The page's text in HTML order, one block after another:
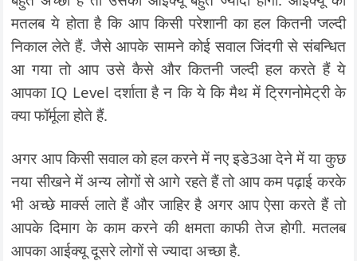
मतलब ये होता है कि आप किसी परेशानी का हल कितनी जल्दी
निकाल लेते हैं. जैसे आपके सामने कोई सवाल जिंदगी से संबन्धित
आ गया तो आप उसे कैसे और कितनी जल्दी हल करते हैं ये
आपका IQ Level दर्शाता है न कि ये कि मैथ में ट्रिगनोमेट्री के
क्या फॉर्मूला होते हैं.
अगर आप किसी सवाल को हल करने में नए इडे3आ देने में या कुछ
नया सीखने में अन्य लोगों से आगे रहते हैं तो आप कम पढ़ाई करके
भी अच्छे मार्क्स लाते हैं और जाहिर है अगर आप ऐसा करते हैं तो
आपके दिमाग के काम करने की क्षमता काफी तेज होगी. मतलब
आपका आईक्यू दूसरे लोगों से ज्यादा अच्छा है.